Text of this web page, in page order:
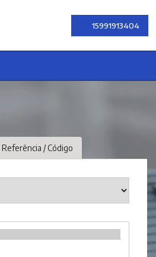
15991913404
Referência / Código